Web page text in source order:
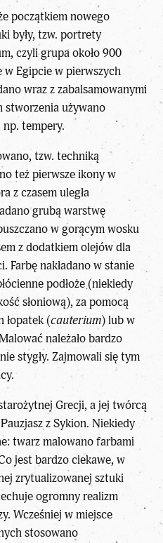
początkiem nowego
były, tzw. portrety
czyli grupa około 900
Egipcie w pierwszych
wraz z zabalsamowanymi
stworzenia używano
tempery.
tzw. techniką
też pierwsze ikony w
z czasem uległa
grubą warstwę
w gorącym wosku
z dodatkiem olejów dla
Farbę nakładano w stanie
podłoże (niekiedy
słoniową), za pomocą
łopatek (cauterium) lub w
należało bardzo
stygły. Zajmowali się tym
Grecji, a jej twórcą
z Sykion. Niekiedy
twarz malowano farbami
jest bardzo ciekawe, w
zrytualizowanej sztuki
ogromny realizm
Wcześniej w miejsce
stosowano